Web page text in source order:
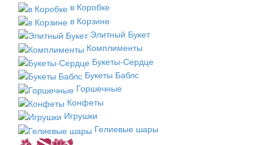
в Коробке
в Корзине
Элитный Букет
Комплименты
Букеты-Сердце
Букеты Баблс
Горшечные
Конфеты
Игрушки
Гелиевые шары